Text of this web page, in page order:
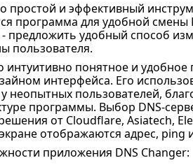
простой и эффективный
программа для удобной смены
предложить удобный способ
пользователя.
интуитивно понятное и
интерфейса. Его
неопытных пользователей,
программы. Выбор DNS-
от Cloudflare, Asiatech,
отображаются адрес, ping
приложения DNS Changer: